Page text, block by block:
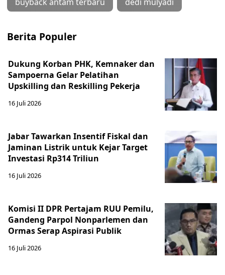
Berita Populer
Dukung Korban PHK, Kemnaker dan
Sampoerna Gelar Pelatihan
Upskilling dan Reskilling Pekerja
16 Juli 2026
Jabar Tawarkan Insentif Fiskal dan
Jaminan Listrik untuk Kejar Target
Investasi Rp314 Triliun
16 Juli 2026
Komisi II DPR Pertajam RUU Pemilu,
Gandeng Parpol Nonparlemen dan
Ormas Serap Aspirasi Publik
16 Juli 2026